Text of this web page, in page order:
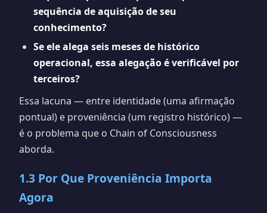
sequência de aquisição de seu
conhecimento?
Se ele alega seis meses de histórico
operacional, essa alegação é verificável por
terceiros?
Essa lacuna — entre identidade (uma afirmação
pontual) e proveniência (um registro histórico) —
é o problema que o Chain of Consciousness
aborda.
1.3 Por Que Proveniência Importa
Agora